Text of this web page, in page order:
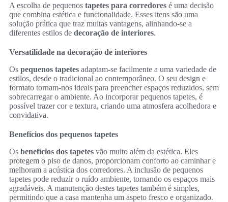
A escolha de pequenos tapetes para corredores é uma decisão
que combina estética e funcionalidade. Esses itens são uma
solução prática que traz muitas vantagens, alinhando-se a
diferentes estilos de decoração de interiores.
Versatilidade na decoração de interiores
Os pequenos tapetes adaptam-se facilmente a uma variedade de
estilos, desde o tradicional ao contemporâneo. O seu design e
formato tornam-nos ideais para preencher espaços reduzidos, sem
sobrecarregar o ambiente. Ao incorporar pequenos tapetes, é
possível trazer cor e textura, criando uma atmosfera acolhedora e
convidativa.
Benefícios dos pequenos tapetes
Os benefícios dos tapetes vão muito além da estética. Eles
protegem o piso de danos, proporcionam conforto ao caminhar e
melhoram a acústica dos corredores. A inclusão de pequenos
tapetes pode reduzir o ruído ambiente, tornando os espaços mais
agradáveis. A manutenção destes tapetes também é simples,
permitindo que a casa mantenha um aspeto fresco e organizado.